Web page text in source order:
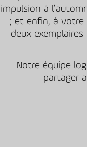
impulsion à
; et enfin, à votre
deux
Notre équipe
partager